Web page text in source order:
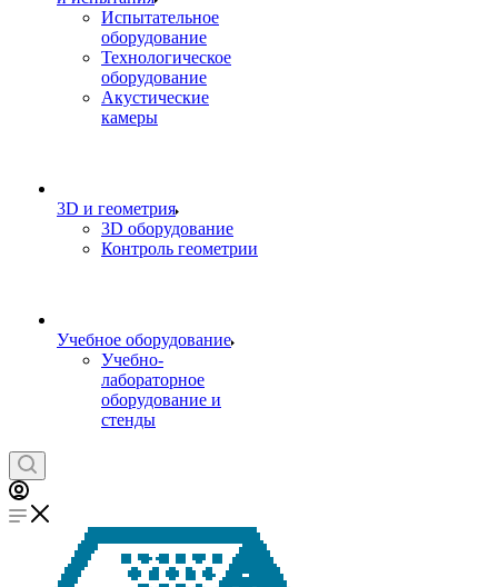
Испытательное
оборудование
Технологическое
оборудование
Акустические
камеры
3D и геометрия
3D оборудование
Контроль геометрии
Учебное оборудование
Учебно-
лабораторное
оборудование и
стенды